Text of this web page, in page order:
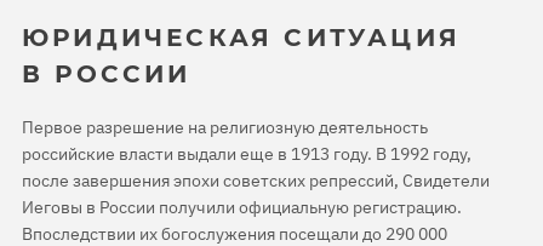
ЮРИДИЧЕСКАЯ СИТУАЦИЯ
В РОССИИ
Первое разрешение на религиозную деятельность
российские власти выдали еще в 1913 году. В 1992 году,
после завершения эпохи советских репрессий, Свидетели
Иеговы в России получили официальную регистрацию.
Впоследствии их богослужения посещали до 290 000